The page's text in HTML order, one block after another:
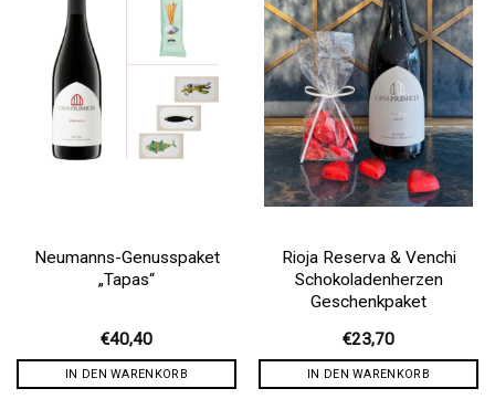
Neumanns-Genusspaket
„Tapas“
€40,40
IN DEN WARENKORB
Rioja Reserva & Venchi
Schokoladenherzen
Geschenkpaket
€23,70
IN DEN WARENKORB